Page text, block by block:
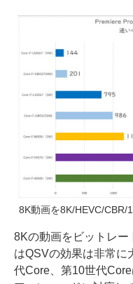
8K動画を8K/HEVC/CBR/
8Kの動画をビットレー
はQSVの効果は非常に
代Core、第10世代